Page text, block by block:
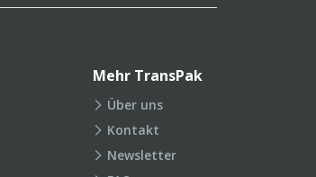
Mehr TransPak
Über uns
Kontakt
Newsletter